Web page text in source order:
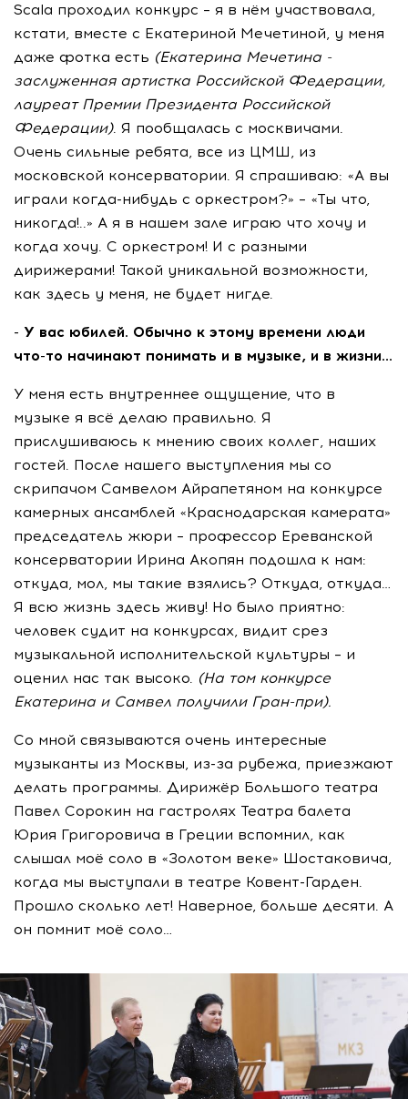
Scala проходил конкурс – я в нём участвовала,
кстати, вместе с Екатериной Мечетиной, у меня
даже фотка есть (Екатерина Мечетина -
заслуженная артистка Российской Федерации,
лауреат Премии Президента Российской
Федерации). Я пообщалась с москвичами.
Очень сильные ребята, все из ЦМШ, из
московской консерватории. Я спрашиваю: «А вы
играли когда-нибудь с оркестром?» – «Ты что,
никогда!..» А я в нашем зале играю что хочу и
когда хочу. С оркестром! И с разными
дирижерами! Такой уникальной возможности,
как здесь у меня, не будет нигде.
- У вас юбилей. Обычно к этому времени люди
что-то начинают понимать и в музыке, и в жизни...
У меня есть внутреннее ощущение, что в
музыке я всё делаю правильно. Я
прислушиваюсь к мнению своих коллег, наших
гостей. После нашего выступления мы со
скрипачом Самвелом Айрапетяном на конкурсе
камерных ансамблей «Краснодарская камерата»
председатель жюри – профессор Ереванской
консерватории Ирина Акопян подошла к нам:
откуда, мол, мы такие взялись? Откуда, откуда…
Я всю жизнь здесь живу! Но было приятно:
человек судит на конкурсах, видит срез
музыкальной исполнительской культуры – и
оценил нас так высоко. (На том конкурсе
Екатерина и Самвел получили Гран-при).
Со мной связываются очень интересные
музыканты из Москвы, из-за рубежа, приезжают
делать программы. Дирижёр Большого театра
Павел Сорокин на гастролях Театра балета
Юрия Григоровича в Греции вспомнил, как
слышал моё соло в «Золотом веке» Шостаковича,
когда мы выступали в театре Ковент-Гарден.
Прошло сколько лет! Наверное, больше десяти. А
он помнит моё соло…